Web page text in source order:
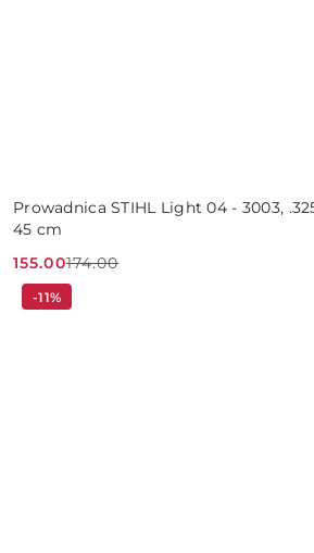
Prowadnica STIHL Light 04 - 3003,
45 cm
Cena
promocyjna:
155.00
Cena
przed
174.00
-11%